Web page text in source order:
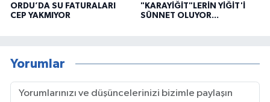
ORDU’DA SU FATURALARI
CEP YAKMIYOR
"KARAYİĞİT"LERİN YİĞİT'İ
SÜNNET OLUYOR...
Yorumlar